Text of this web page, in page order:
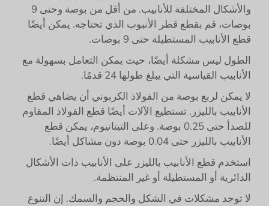
والأشكال المختلفة للأنابيب. من أقل من بوصة وحتى 9
بوصات، قم بقطع قطر الأنبوب الذي تحتاجه. يمكن أيضًا
قطع الأنابيب المستطيلة حتى 9 بوصات.
الطول ليس مشكلة أيضًا، حيث يمكن التعامل بسهولة مع
الأنابيب القياسية التي يبلغ طولها 24 قدمًا.
لا يمكن لربع بوصة من الفولاذ الكربوني أن يضاهي قطع
الأنابيب بالليزر. تستطيع الآلات أيضًا قطع الفولاذ المقاوم
للصدأ حتى 0.25 بوصة. وعلى التيتانيوم، يمكن قطع
الأنابيب بالليزر حتى 0.04 بوصة دون مشاكل أيضًا.
استخدم قطع الأنابيب بالليزر على الأنابيب ذات الأشكال
الدائرية أو المستطيلة أو غير المنتظمة.
لا توجد مشكلات في الشكل والحجم والسمك. إن التنوع